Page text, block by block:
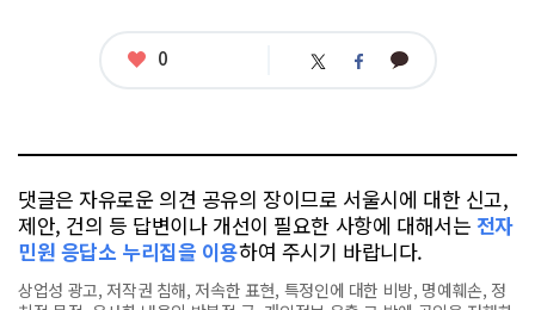
좋
0 트 페 카
댓글은 자유로운 의견 공유의 장이므로 서울시에 대한 신고,
제안, 건의 등 답변이나 개선이 필요한 사항에 대해서는 전자
민원 응답소 누리집을 이용하여 주시기 바랍니다.
상업성 광고, 저작권 침해, 저속한 표현, 특정인에 대한 비방, 명예훼손, 정